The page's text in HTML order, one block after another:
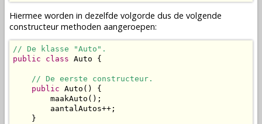
Hiermee worden in dezelfde volgorde dus de volgende
constructeur methoden aangeroepen:
// De klasse "Auto".
public
class Auto {
// De eerste constructeur.
public Auto() {
        maakAuto();
        aantalAutos++;
    }